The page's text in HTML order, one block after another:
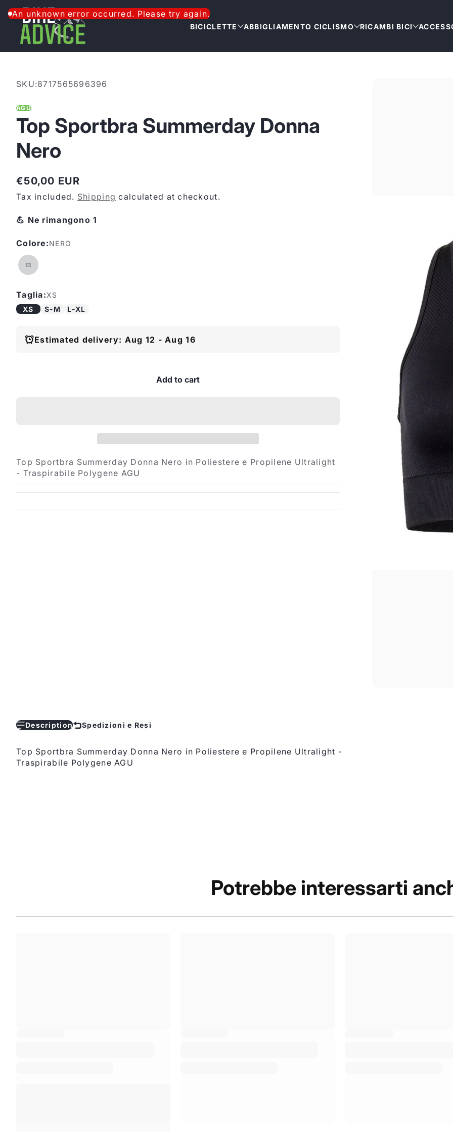
Skip to content
BICICLETTE
ABBIGLIAMENTO CICLISMO RICAMBI BICI
SKU:8717565696396
AGU
Top Sportbra Summerday Donna
Nero
Regular
price
€50,00 EUR
Tax included. Shipping calculated at checkout.
💪 Ne rimangono 1
Colore:NERO
Taglia:XS
XS
S-M L-XL
Estimated delivery: Aug 12 - Aug 16
Add to cart
Top Sportbra Summerday Donna Nero in Poliestere e Propilene Ultralight
- Traspirabile Polygene AGU
Description Spedizioni e Resi
Top Sportbra Summerday Donna Nero in Poliestere e Propilene Ultralight -
Traspirabile Polygene AGU
Potrebbe interessarti
An unknown error occurred. Please try again.